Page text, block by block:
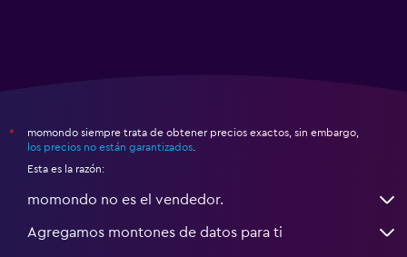
*
momondo siempre trata de obtener precios exactos, sin embargo,
los precios no están garantizados.
Esta es la razón:
momondo no es el vendedor.
Agregamos montones de datos para ti